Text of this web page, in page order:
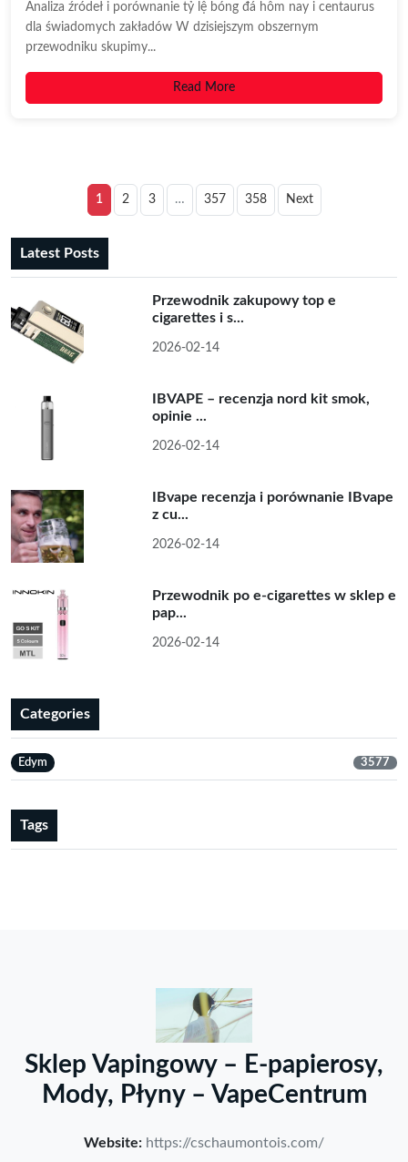
Analiza źródeł i porównanie tỷ lệ bóng đá hôm nay i centaurus
dla świadomych zakładów W dzisiejszym obszernym
przewodniku skupimy...
Read More
1 2 3 … 357 358 Next
Latest Posts
Przewodnik zakupowy top e
cigarettes i s...
2026-02-14
IBVAPE – recenzja nord kit smok,
opinie ...
2026-02-14
IBvape recenzja i porównanie IBvape
z cu...
2026-02-14
Przewodnik po e-cigarettes w sklep e
pap...
2026-02-14
Categories
Edym 3577
Tags
Sklep Vapingowy – E-papierosy,
Mody, Płyny – VapeCentrum
Website: https://cschaumontois.com/